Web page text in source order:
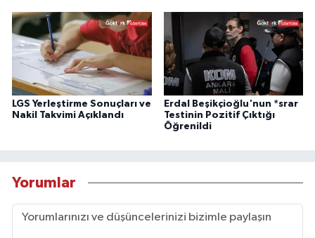
LGS Yerleştirme Sonuçları ve
Nakil Takvimi Açıklandı
Erdal Beşikçioğlu'nun *srar
Testinin Pozitif Çıktığı
Öğrenildi
Yorumlar